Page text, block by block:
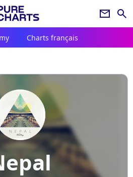
newsletter search
Charts français